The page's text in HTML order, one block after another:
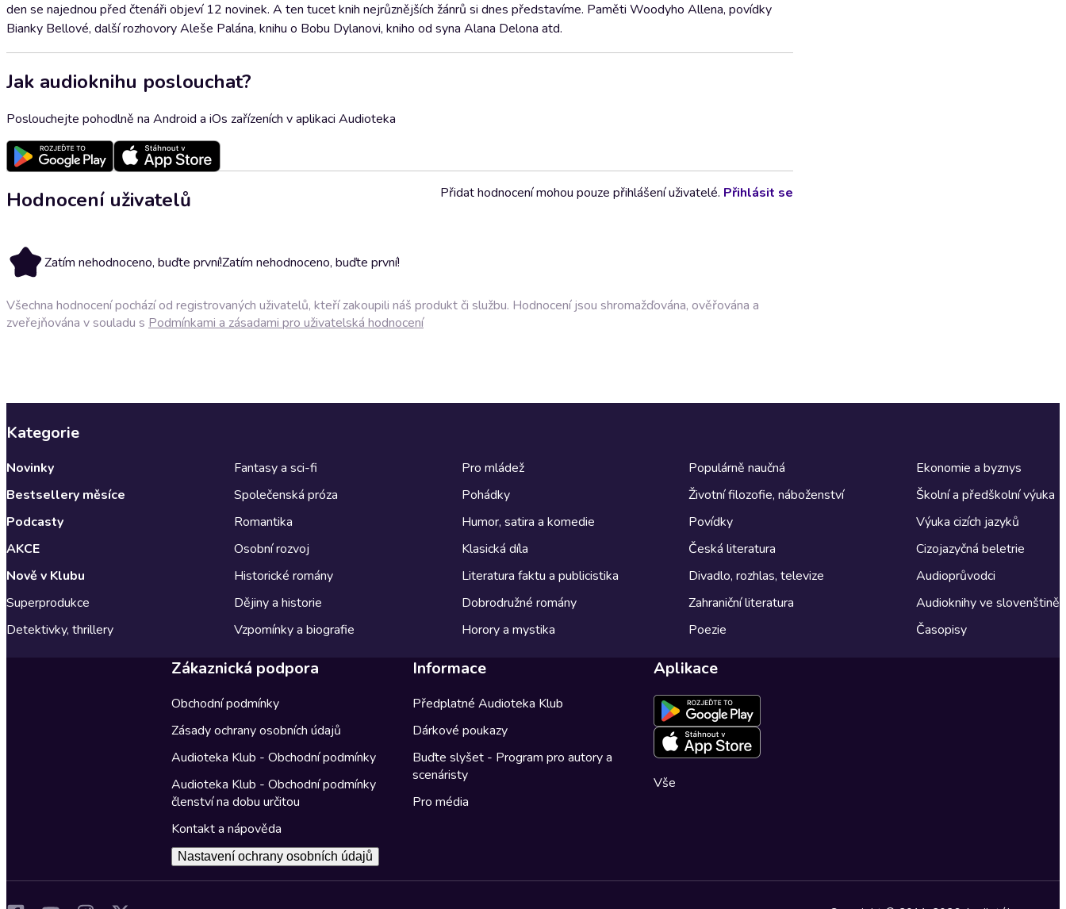
den se najednou před čtenáři objeví 12 novinek. A ten tucet knih nejrůznějších žánrů si dnes představíme. Paměti Woodyho Allena, povídky
Bianky Bellové, další rozhovory Aleše Palána, knihu o Bobu Dylanovi, kniho od syna Alana Delona atd.
Jak audioknihu poslouchat?
Poslouchejte pohodlně na Android a iOs zařízeních v aplikaci Audioteka
Hodnocení uživatelů
Zatím nehodnoceno, buďte první!Zatím nehodnoceno, buďte první!
Přidat hodnocení mohou pouze přihlášení uživatelé. Přihlásit se
Všechna hodnocení pochází od registrovaných uživatelů, kteří zakoupili náš produkt či službu. Hodnocení jsou shromažďována, ověřována a
zveřejňována v souladu s Podmínkami a zásadami pro uživatelská hodnocení
Kategorie
Novinky
Bestsellery měsíce
Podcasty
AKCE
Nově v Klubu
Superprodukce
Detektivky, thrillery
Fantasy a sci-fi
Společenská próza
Romantika
Osobní rozvoj
Historické romány
Dějiny a historie
Vzpomínky a biografie
Pro mládež
Pohádky
Humor, satira a komedie
Klasická díla
Literatura faktu a publicistika
Dobrodružné romány
Horory a mystika
Populárně naučná
Životní filozofie, náboženství
Povídky
Česká literatura
Divadlo, rozhlas, televize
Zahraniční literatura
Poezie
Ekonomie a byznys
Školní a předškolní výuka
Výuka cizích jazyků
Cizojazyčná beletrie
Audioprůvodci
Audioknihy ve slovenštině
Časopisy
Zákaznická podpora
Obchodní podmínky
Zásady ochrany osobních údajů
Audioteka Klub - Obchodní podmínky
Audioteka Klub - Obchodní podmínky
členství na dobu určitou
Kontakt a nápověda
Nastavení ochrany osobních údajů
Informace
Předplatné Audioteka Klub
Dárkové poukazy
Buďte slyšet - Program pro autory a
scenáristy
Pro média
Aplikace
Vše